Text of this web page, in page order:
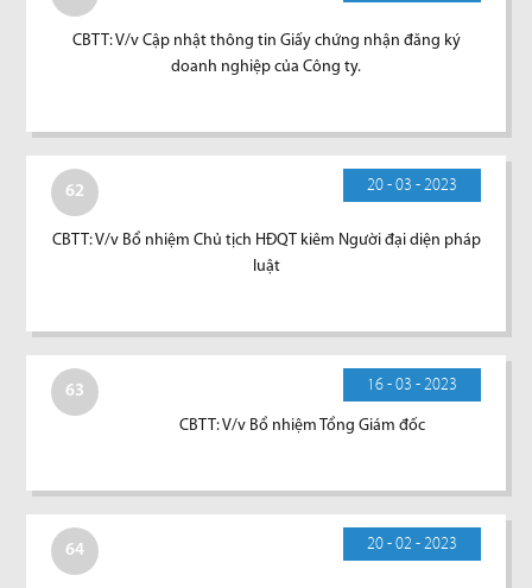
CBTT: V/v Cập nhật thông tin Giấy chứng nhận đăng ký
doanh nghiệp của Công ty.
62 20 - 03 - 2023
CBTT: V/v Bổ nhiệm Chủ tịch HĐQT kiêm Người đại diện pháp
luật
63 16 - 03 - 2023
CBTT: V/v Bổ nhiệm Tổng Giám đốc
64 20 - 02 - 2023